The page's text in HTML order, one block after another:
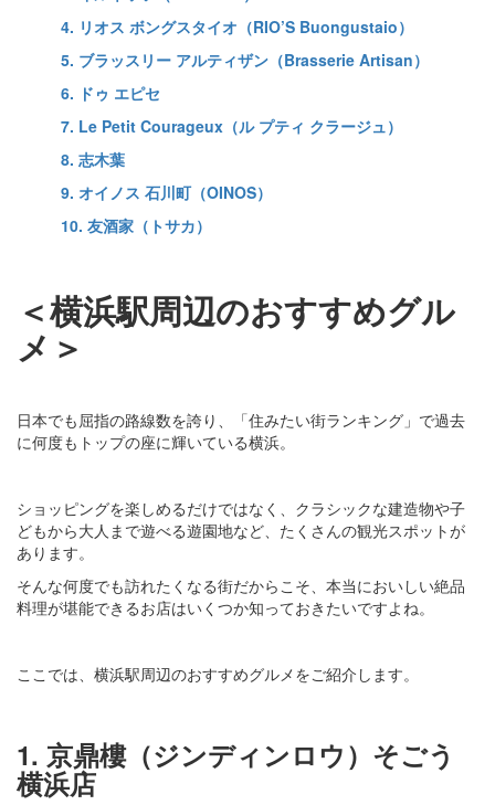
4. リオス ボングスタイオ（RIO’S Buongustaio）
5. ブラッスリー アルティザン（Brasserie Artisan）
6. ドゥ エピセ
7. Le Petit Courageux（ル プティ クラージュ）
8. 志木葉
9. オイノス 石川町（OINOS）
10. 友酒家（トサカ）
＜横浜駅周辺のおすすめグル
メ＞
日本でも屈指の路線数を誇り、「住みたい街ランキング」で過去
に何度もトップの座に輝いている横浜。
ショッピングを楽しめるだけではなく、クラシックな建造物や子
どもから大人まで遊べる遊園地など、たくさんの観光スポットが
あります。
そんな何度でも訪れたくなる街だからこそ、本当においしい絶品
料理が堪能できるお店はいくつか知っておきたいですよね。
ここでは、横浜駅周辺のおすすめグルメをご紹介します。
1. 京鼎樓（ジンディンロウ）そごう
横浜店